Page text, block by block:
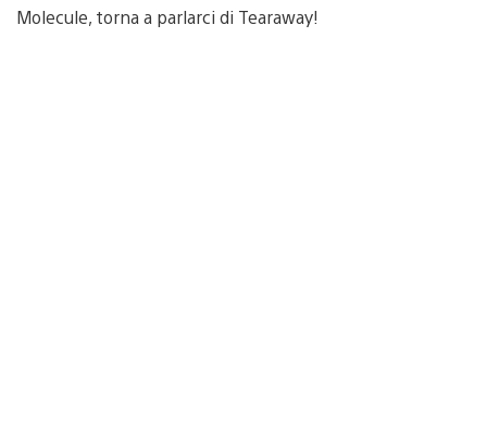
Molecule, torna a parlarci di Tearaway!